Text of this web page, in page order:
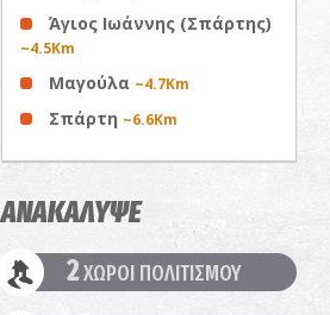
Άγιος Ιωάννης (Σπάρτης)
~4.5Km
Μαγούλα ~4.7Km
Σπάρτη ~6.6Km
ΑΝΑΚΑΛΥΨΕ
2ΧΩΡΟΙ ΠΟΛΙΤΙΣΜΟΥ